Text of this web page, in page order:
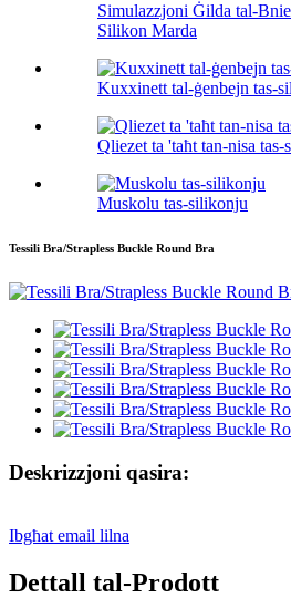
Simulazzjoni Ġilda tal-
Silikon Marda
Kuxxinett tal-ġenbejn tas-
Qliezet ta 'taħt tan-nisa
Muskolu tas-silikonju
Tessili Bra/Strapless Buckle Round Bra
Deskrizzjoni qasira:
Ibgħat email lilna
Dettall tal-Prodott